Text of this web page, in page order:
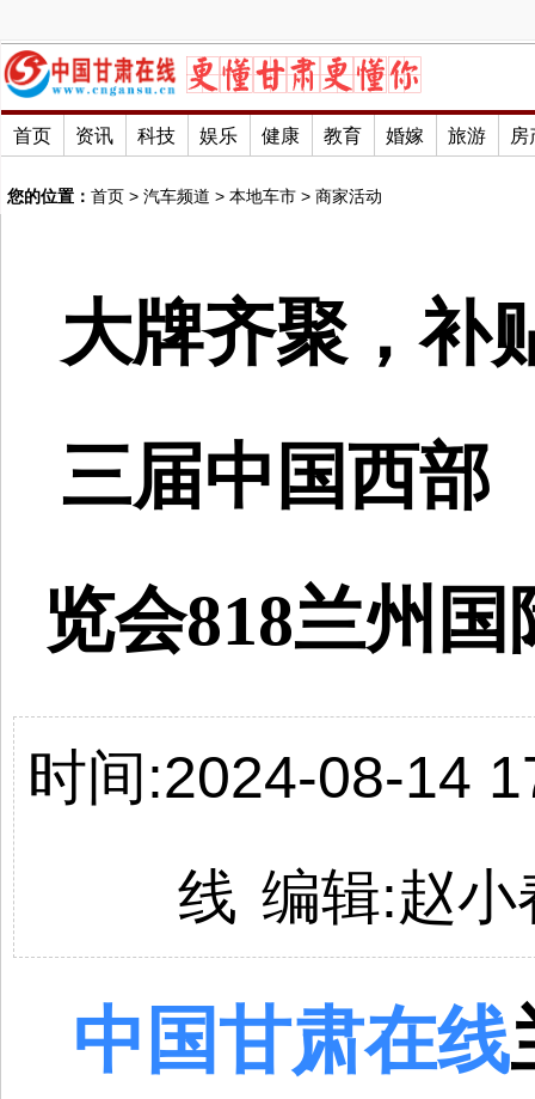
首页 资讯 科技 娱乐 健康 教育 婚嫁 旅游 房
您的位置： 首页 > 汽车频道 > 本地车市 > 商家活动
大牌齐聚，补
三届中国西部
览会818兰州
时间:2024-08-14
线 编辑:赵小
中国甘肃在线